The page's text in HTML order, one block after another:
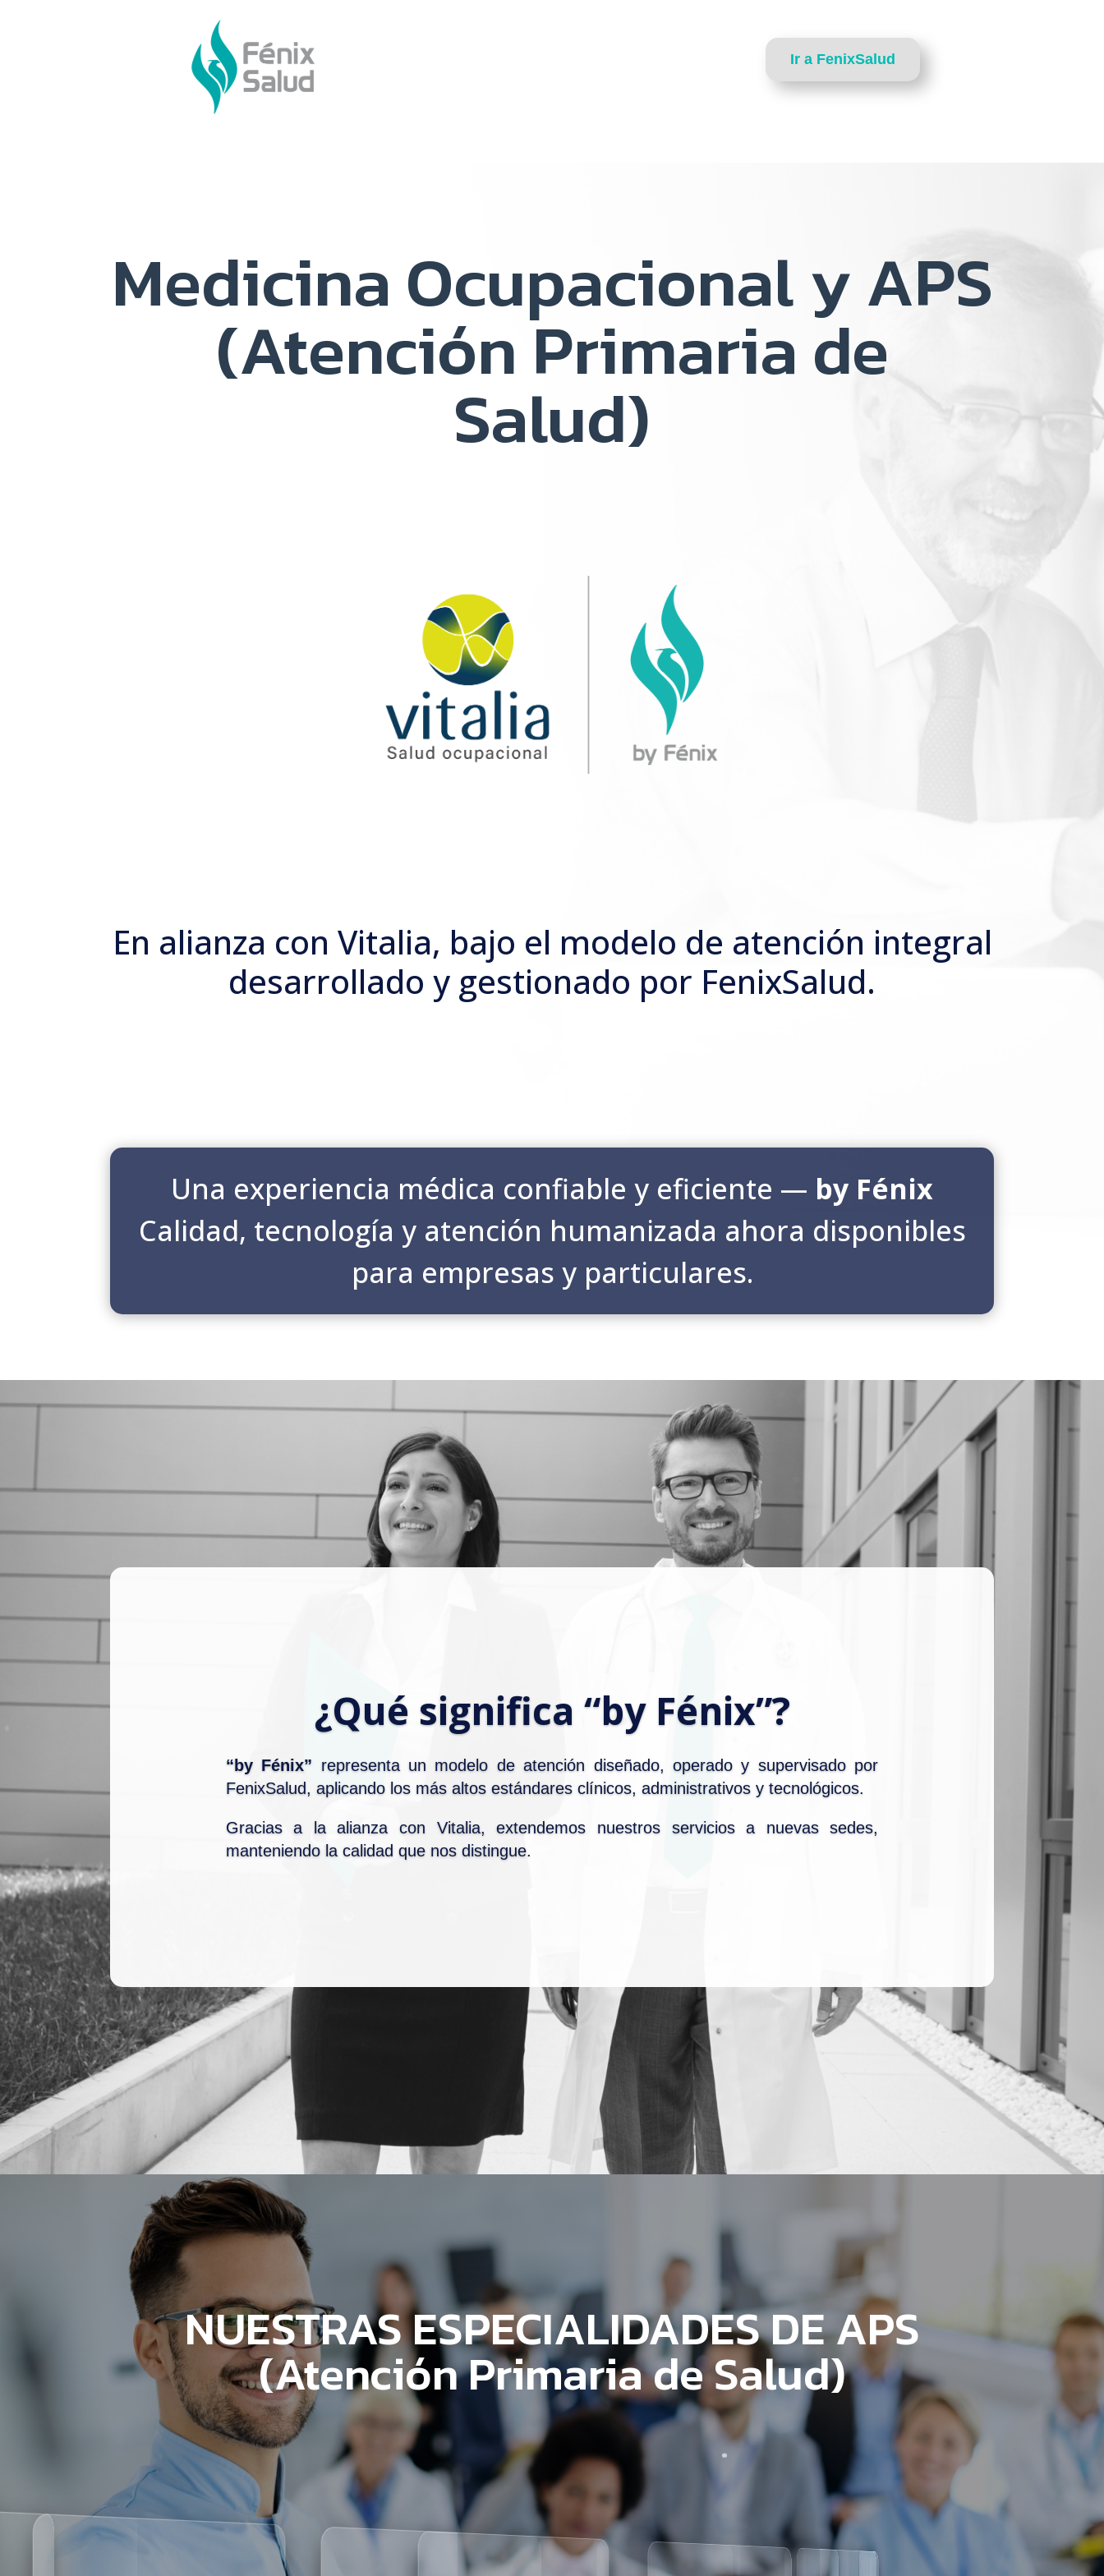
Ir a FenixSalud
Medicina Ocupacional y APS
(Atención Primaria de
Salud)
En alianza con Vitalia, bajo el modelo de atención integral
desarrollado y gestionado por FenixSalud.
Una experiencia médica confiable y eficiente — by Fénix
Calidad, tecnología y atención humanizada ahora disponibles
para empresas y particulares.
¿Qué significa “by Fénix”?
“by Fénix” representa un modelo de atención diseñado, operado y supervisado por
FenixSalud, aplicando los más altos estándares clínicos, administrativos y tecnológicos.
Gracias a la alianza con Vitalia, extendemos nuestros servicios a nuevas sedes,
manteniendola calidad que nos distingue.
NUESTRAS ESPECIALIDADES DE APS
(Atención Primaria de Salud)